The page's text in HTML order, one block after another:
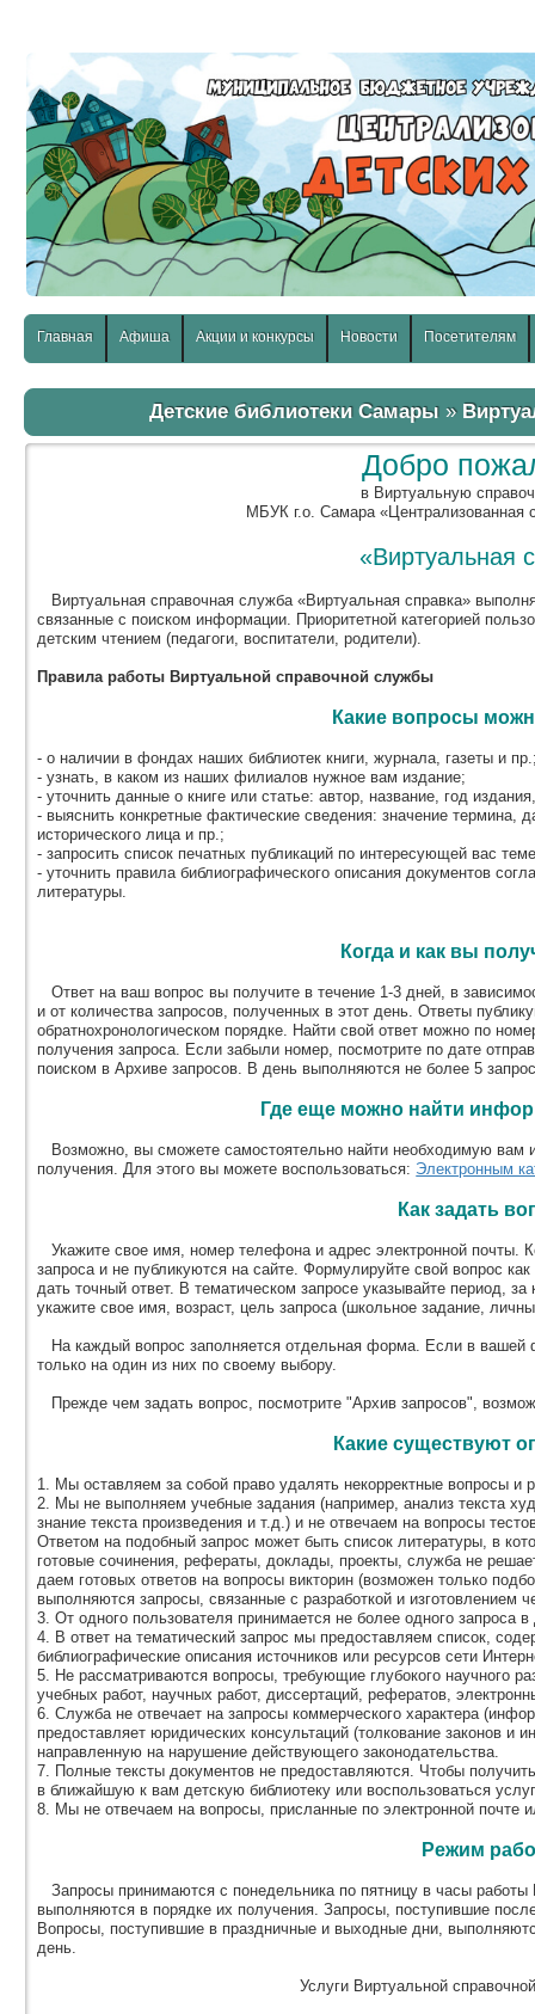
Главная Афиша Акции и конкурсы Новости Посетителям
Детские библиотеки Самары»
Добро
в Виртуальную
МБУК г.о. Самара «Централизованная
«Виртуальная
Виртуальная справочная служба «Виртуальная справка»
связанные с поиском информации. Приоритетной категорией
детским чтением (педагоги, воспитатели, родители).
Правила работы Виртуальной справочной службы
Какие вопросы
- о наличии в фондах наших библиотек книги, журнала, газеты и
- узнать, в каком из наших филиалов нужное вам издание;
- уточнить данные о книге или статье: автор, название, год
- выяснить конкретные фактические сведения: значение термина,
исторического лица и пр.;
- запросить список печатных публикаций по интересующей вас
- уточнить правила библиографического описания документов
литературы.
Когда и как вы
Ответ на ваш вопрос вы получите в течение 1-3 дней, в
и от количества запросов, полученных в этот день. Ответы
обратнохронологическом порядке. Найти свой ответ можно по
получения запроса. Если забыли номер, посмотрите по дате
поиском в Архиве запросов. В день выполняются не более 5
Где еще можно найти
Возможно, вы сможете самостоятельно найти необходимую
получения. Для этого вы можете воспользоваться: Электронным
Как задать
Укажите свое имя, номер телефона и адрес электронной почты.
запроса и не публикуются на сайте. Формулируйте свой вопрос
дать точный ответ. В тематическом запросе указывайте период,
укажите свое имя, возраст, цель запроса (школьное задание,
На каждый вопрос заполняется отдельная форма. Если в вашей
только на один из них по своему выбору.
Прежде чем задать вопрос, посмотрите "Архив запросов",
Какие существуют
1. Мы оставляем за собой право удалять некорректные вопросы и
2. Мы не выполняем учебные задания (например, анализ текста
знание текста произведения и т.д.) и не отвечаем на вопросы
Ответом на подобный запрос может быть список литературы, в
готовые сочинения, рефераты, доклады, проекты, служба не
даем готовых ответов на вопросы викторин (возможен только
выполняются запросы, связанные с разработкой и изготовлением
3. От одного пользователя принимается не более одного запроса в
4. В ответ на тематический запрос мы предоставляем список,
библиографические описания источников или ресурсов сети
5. Не рассматриваются вопросы, требующие глубокого научного
учебных работ, научных работ, диссертаций, рефератов,
6. Служба не отвечает на запросы коммерческого характера
предоставляет юридических консультаций (толкование законов
направленную на нарушение действующего законодательства.
7. Полные тексты документов не предоставляются. Чтобы
в ближайшую к вам детскую библиотеку или воспользоваться
8. Мы не отвечаем на вопросы, присланные по электронной почте
Режим
Запросы принимаются с понедельника по пятницу в часы
выполняются в порядке их получения. Запросы, поступившие
Вопросы, поступившие в праздничные и выходные дни,
день.
Услуги Виртуальной